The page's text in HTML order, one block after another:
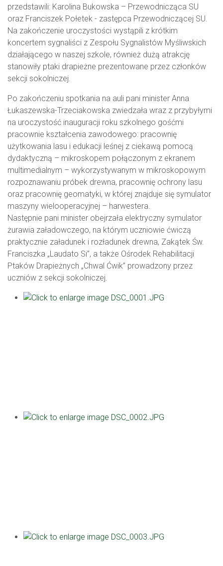
przedstawili: Karolina Bukowska – Przewodnicząca SU
oraz Franciszek Połetek - zastępca Przewodniczącej SU.
Na zakończenie uroczystości wystąpili z krótkim
koncertem sygnaliści z Zespołu Sygnalistów Myśliwskich
działającego w naszej szkole, również dużą atrakcję
stanowiły ptaki drapieżne prezentowane przez członków
sekcji sokolniczej.
Po zakończeniu spotkania na auli pani minister Anna
Łukaszewska-Trzeciakowska zwiedzała wraz z przybyłymi
na uroczystość inauguracji roku szkolnego gośćmi
pracownie kształcenia zawodowego: pracownię
użytkowania lasu i edukacji leśnej z ciekawą pomocą
dydaktyczną – mikroskopem połączonym z ekranem
multimedialnym – wykorzystywanym w mikroskopowym
rozpoznawaniu próbek drewna, pracownię ochrony lasu
oraz pracownię geomatyki, w której znajduje się symulator
maszyny wielooperacyjnej – harwestera.
Następnie pani minister obejrzała elektryczny symulator
żurawia załadowczego, na którym uczniowie ćwiczą
praktycznie załadunek i rozładunek drewna, Zakątek Św.
Franciszka „Laudato Si”, a także Ośrodek Rehabilitacji
Ptaków Drapieżnych „Chwal Ćwik” prowadzony przez
uczniów z sekcji sokolniczej.